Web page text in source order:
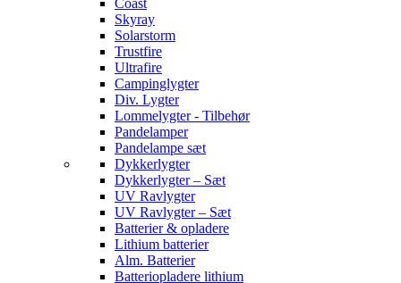
Coast
Skyray
Solarstorm
Trustfire
Ultrafire
Campinglygter
Div. Lygter
Lommelygter - Tilbehør
Pandelamper
Pandelampe sæt
Dykkerlygter
Dykkerlygter – Sæt
UV Ravlygter
UV Ravlygter – Sæt
Batterier & opladere
Lithium batterier
Alm. Batterier
Batteriopladere lithium